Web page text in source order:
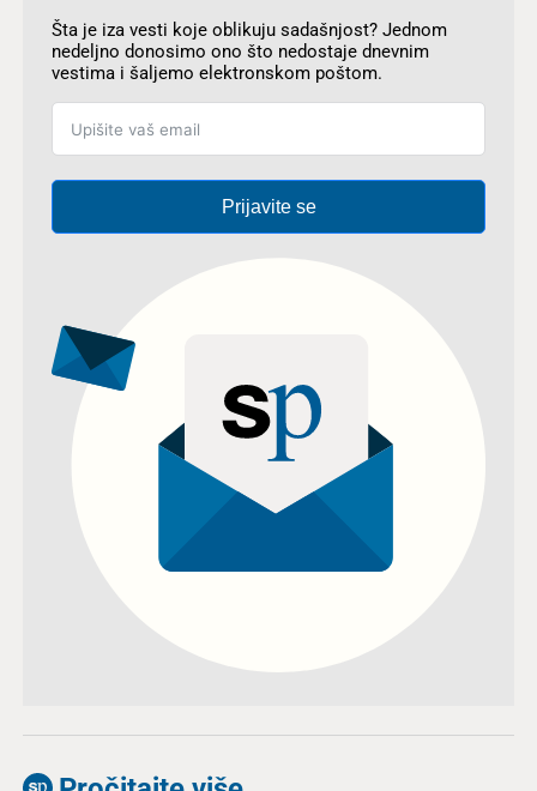
Šta je iza vesti koje oblikuju sadašnjost? Jednom
nedeljno donosimo ono što nedostaje dnevnim
vestima i šaljemo elektronskom poštom.
Prijavite se